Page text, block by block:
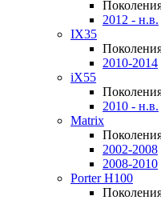
2012 - н.в.
IX35
2010-2014
iX55
2010 - н.в.
Matrix
2002-2008
2008-2010
Porter H100